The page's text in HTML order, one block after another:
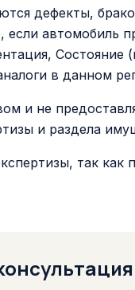
дефекты,
если автомобиль
в данном
и не
и раздела
так как